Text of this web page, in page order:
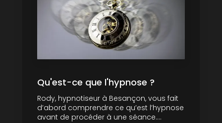
Qu'est-ce que l'hypnose ?
Rody, hypnotiseur à Besançon, vous fait
d’abord comprendre ce qu’est l’hypnose
avant de procéder à une séance....